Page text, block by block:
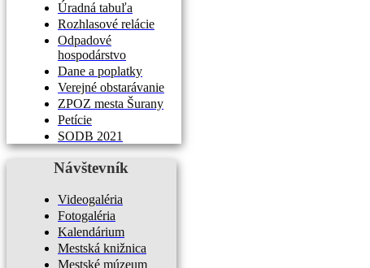
Úradná tabuľa
Rozhlasové relácie
Odpadové
hospodárstvo
Dane a poplatky
Verejné obstarávanie
ZPOZ mesta Šurany
Petície
SODB 2021
Návštevník
Videogaléria
Fotogaléria
Kalendárium
Mestská knižnica
Mestské múzeum